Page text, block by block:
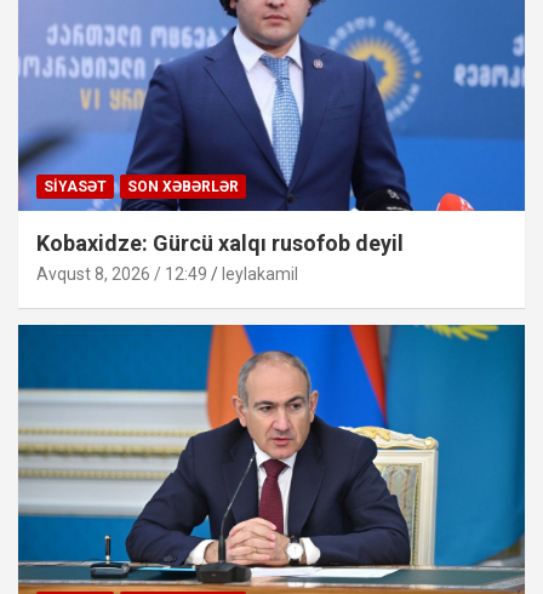
SIYASƏT SON XƏBƏRLƏR
Kobaxidze: Gürcü xalqı rusofob deyil
Avqust 8, 2026 / 12:49 leylakamil